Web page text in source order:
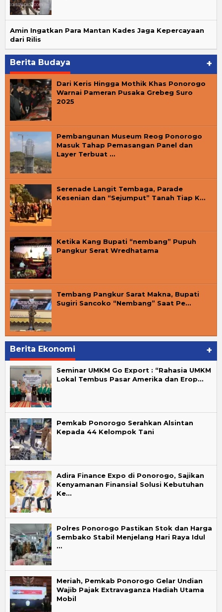
Amin Ingatkan Para Mantan Kades Jaga Kepercayaan
dari Rilis
Berita Budaya +
Dari Keris Hingga Mothik Khas Ponorogo
Warnai Pameran Pusaka Grebeg Suro
2025
Pembangunan Museum Reog Ponorogo
Masuk Tahap Pemasangan Panel dan
Layer Terbuat …
Serenade Langit Tembaga, Parade
Kesenian dan “Sejumput” Tanah Tiap K…
Ketika Kang Bupati “nembang” Pupuh
Pangkur Serat Wredhatama
Tembang Pangkur Sarat Makna, Bupati
Sugiri Sancoko “Nembang” Saat Pe…
Berita Ekonomi +
Seminar UMKM Go Export : “Rahasia UMKM
Lokal Tembus Pasar Amerika dan Erop…
Pemkab Ponorogo Serahkan Alsintan
Kepada 44 Kelompok Tani
Adira Finance Expo di Ponorogo, Sajikan
Kenyamanan Finansial Solusi Kebutuhan
Ke…
Polres Ponorogo Pastikan Stok dan Harga
Sembako Stabil Menjelang Hari Raya Idul
…
Meriah, Pemkab Ponorogo Gelar Undian
Wajib Pajak Extravaganza Hadiah Utama
Mobil